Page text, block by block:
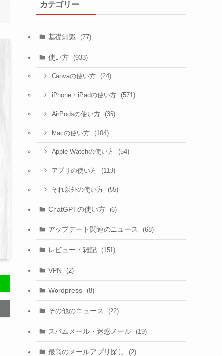
カテゴリー
基礎知識 (77)
使い方 (933)
Canvaの使い方 (24)
iPhone・iPadの使い方 (571)
AirPodsの使い方 (36)
Macの使い方 (104)
Apple Watchの使い方 (54)
アプリの使い方 (119)
それ以外の使い方 (55)
ChatGPTの使い方 (6)
アップデート関連のニュース (68)
レビュー・雑記 (151)
VPN (2)
Wordpress (8)
その他のニュース (22)
スパムメール・迷惑メール (19)
最高のメールアプリ探し (2)